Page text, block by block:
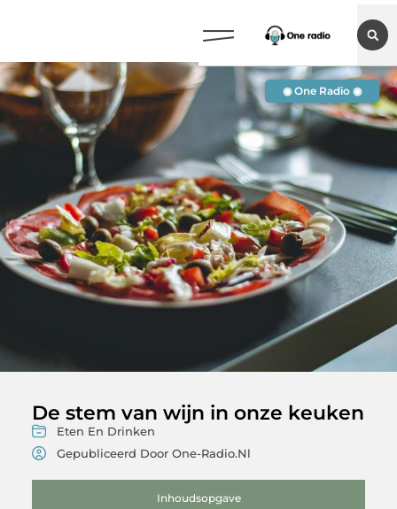
De stem van wijn in onze keuken
Eten En Drinken
Gepubliceerd Door One-Radio.nl
Inhoudsopgave
◉ One Radio ◉